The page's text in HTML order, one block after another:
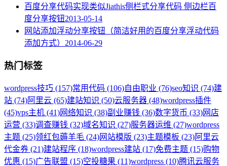
百度分享代码实现类似Jiathis侧栏式分享代码 侧边栏百
度分享按钮2013-05-14
网站添加浮动分享按钮（简洁好用的百度分享浮动代码
添加方式） 2014-06-29
热门标签
wordpress技巧 (157)常用代码 (106)自由职业 (76)seo知识 (74)建
站 (74)阿里云 (65)建站知识 (50)云服务器 (48)wordpress插件
(45)vps主机 (41)网络知识 (38)副业赚钱 (36)数字货币 (33)网店
运营 (33)调查赚钱 (32)域名知识 (27)服务器运维 (27)wordpress
主题 (25)领红包薅羊毛 (24)网站模版 (23)主题模板 (23)阿里云
代金券 (21)建站程序 (18)wordpress建站 (17)免费主题 (15)购物
优惠 (15)广告联盟 (15)空投糖果 (11)wordpress (10)腾讯云服务